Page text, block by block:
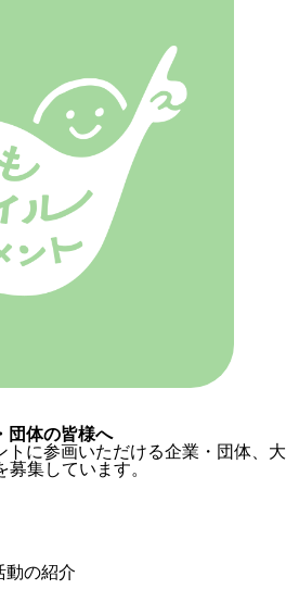
団体の皆様へ
トに参画いただける企業・団体、大
集しています。
動の紹介